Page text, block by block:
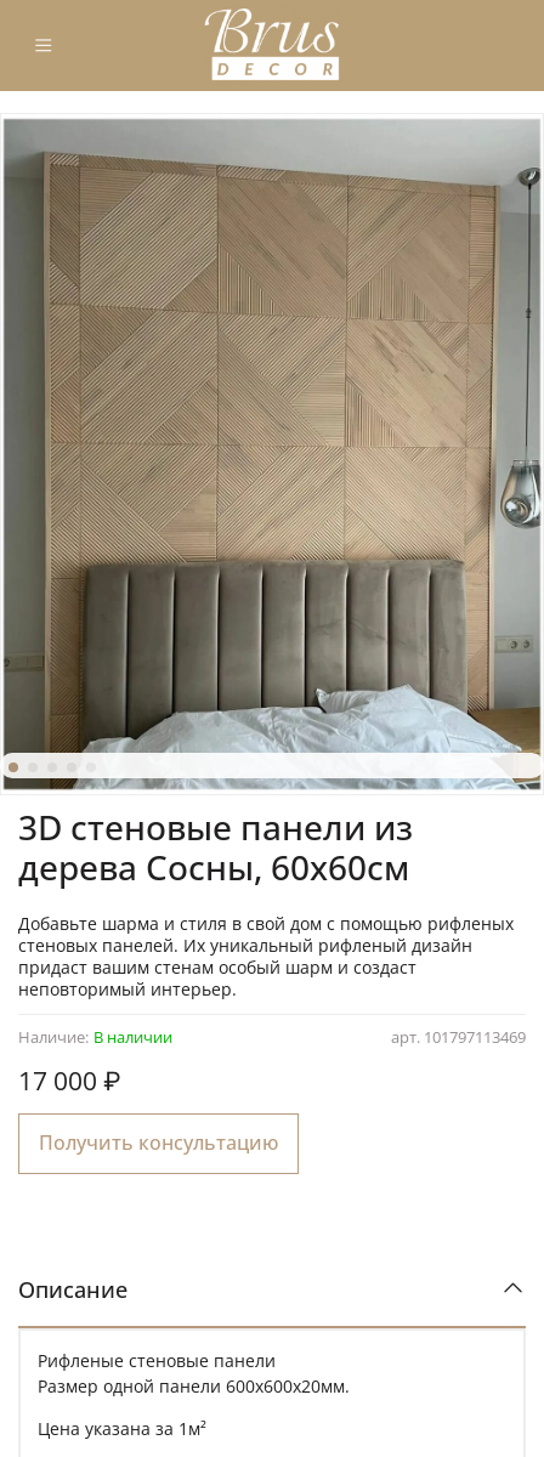
арт. 101797113469
Наличие: В наличии
3D стеновые панели из
дерева Сосны, 60х60см
17 000 ₽
Получить консультацию
Добавьте шарма и стиля в свой дом с помощью рифленых
стеновых панелей. Их уникальный рифленый дизайн
придаст вашим стенам особый шарм и создаст
неповторимый интерьер.
Описание
Рифленые стеновые панели
Размер одной панели 600х600х20мм.
Цена указана за 1м²